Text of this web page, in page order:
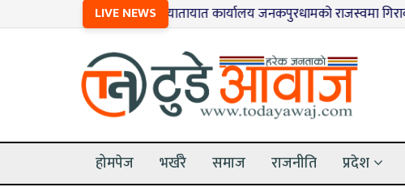
LIVE NEWS
यातायात कार्यालय जनकपुरधामको राजस्वमा गिरावट २
होमपेज भर्खरै समाज राजनीति प्रदेश